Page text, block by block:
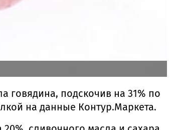
говядина, подскочив на 31% по
на данные Контур.Маркета.